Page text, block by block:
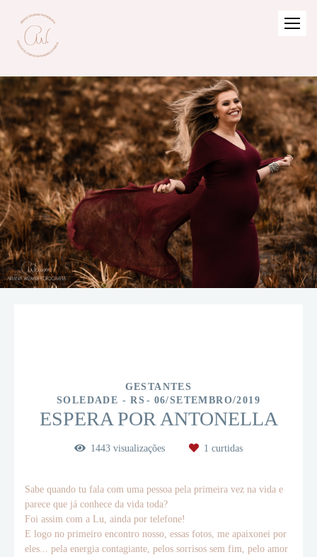
GESTANTES
SOLEDADE - RS
06/SETEMBRO/2019
ESPERA POR ANTONELLA
1443 visualizações 1 curtidas
Sabe quando tu fala com uma pessoa pela primeira vez na vida e
parece que já conhece da vida toda?
Foi assim com a Lu, ainda por telefone!
E logo no primeiro encontro nosso, essas fotos, me apaixonei por
eles... pela energia contagiante, pelos sorrisos sem fim, pelo amor